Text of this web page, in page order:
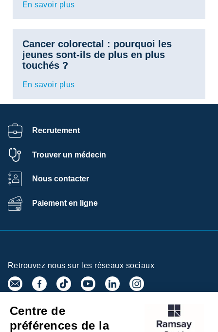
En savoir plus
Cancer colorectal : pourquoi les
jeunes sont-ils de plus en plus
touchés ?
En savoir plus
Recrutement
Trouver un médecin
Nous contacter
Paiement en ligne
Retrouvez nous sur les réseaux sociaux
Inscrivez-vous à la newsletter
Centre de
préférences de la